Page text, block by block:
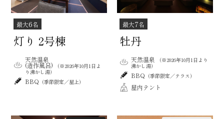
最大6名
灯り 2号棟
天然温泉
(造作風呂)
（※2026年10月1日よ
り沸かし湯）
BBQ （季節限定／屋上）
最大7名
牡丹
天然温泉
（※2026年10月1日より
沸かし湯）
BBQ （季節限定／テラス）
屋内テント